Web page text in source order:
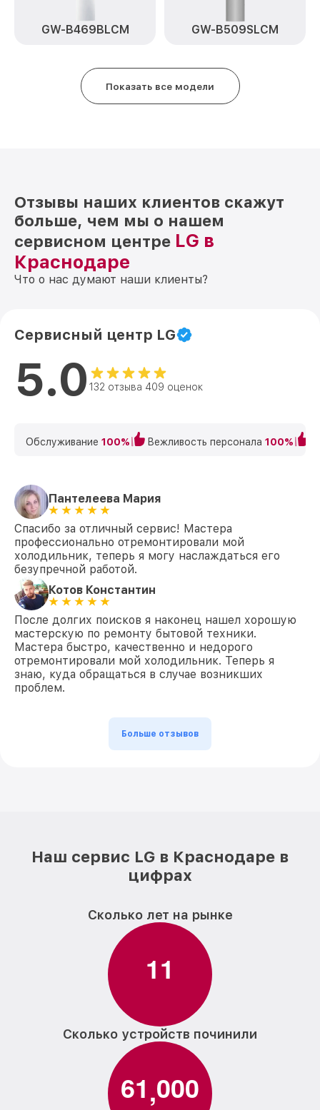
GW-B469BLCM GW-B509SLCM
Показать все модели
Отзывы наших клиентов скажут
больше, чем мы о нашем
сервисном центре LG в
Краснодаре
Что о нас думают наши клиенты?
Сервисный центр LG
5.0 132 отзыва 409 оценок
Обслуживание 100% Вежливость персонала 100%
Пантелеева Мария
Спасибо за отличный сервис! Мастера
профессионально отремонтировали мой
холодильник, теперь я могу наслаждаться его
безупречной работой.
Котов Константин
После долгих поисков я наконец нашел хорошую
мастерскую по ремонту бытовой техники.
Мастера быстро, качественно и недорого
отремонтировали мой холодильник. Теперь я
знаю, куда обращаться в случае возникших
проблем.
Больше отзывов
Наш сервис LG в Краснодаре в
цифрах
Сколько лет на рынке
11
Сколько устройств починили
61,000